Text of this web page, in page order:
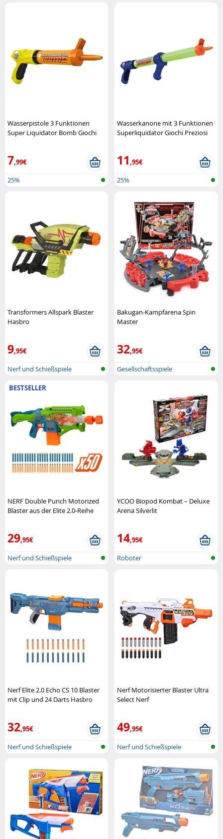
Wasserpistole 3 Funktionen
Super Liquidator Bomb Giochi
7,99€
25%
Wasserkanone mit 3 Funktionen
Superliquidator Giochi Preziosi
11,95€
25%
Transformers Allspark Blaster
Hasbro
9,95€
Nerf und Schießspiele
Bakugan-Kampfarena Spin
Master
32,95€
Gesellschaftsspiele
BESTSELLER
NERF Double Punch Motorized
Blaster aus der Elite 2.0-Reihe
29,95€
Nerf und Schießspiele
YCOO Biopod Kombat – Deluxe
Arena Silverlit
14,95€
Roboter
Nerf Elite 2.0 Echo CS 10 Blaster
mit Clip und 24 Darts Hasbro
32,95€
Nerf und Schießspiele
Nerf Motorisierter Blaster Ultra
Select Nerf
49,95€
Nerf und Schießspiele